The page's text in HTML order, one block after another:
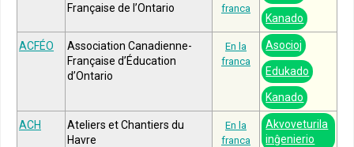
Française de l’Ontario
franca
Kanado
ACFÉO
Association Canadienne-
Française d’Éducation
d’Ontario
En la
franca
Asocioj
Edukado
Kanado
ACH
Ateliers et Chantiers du
Havre
En la
franca
Akvoveturila
inĝenierio